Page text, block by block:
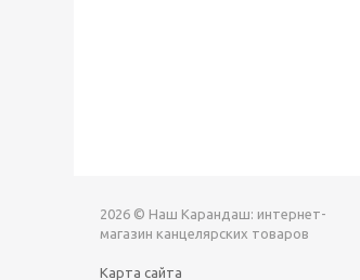
2026 © Наш Карандаш: интернет-
магазин канцелярских товаров
Карта сайта